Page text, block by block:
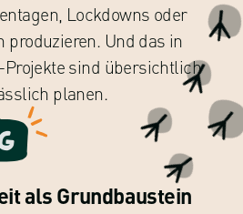
Lockdowns oder
produzieren. Und das in
Projekte sind übersichtlich
planen.
als Grundbaustein